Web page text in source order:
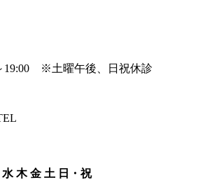
19:00 ※土曜午後、日祝休診
水 木 金 土 日・祝